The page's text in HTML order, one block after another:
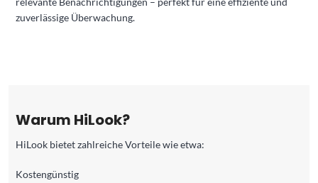
zuverlässige Überwachung.
Warum HiLook?
HiLook bietet zahlreiche Vorteile wie etwa:
Kostengünstig